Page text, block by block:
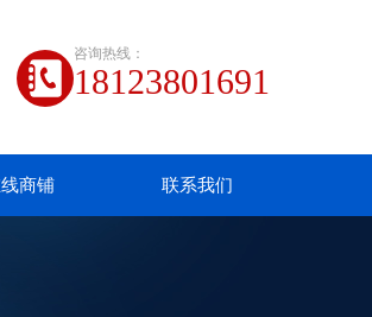
咨询热线：
18123801691
商铺 联系我们